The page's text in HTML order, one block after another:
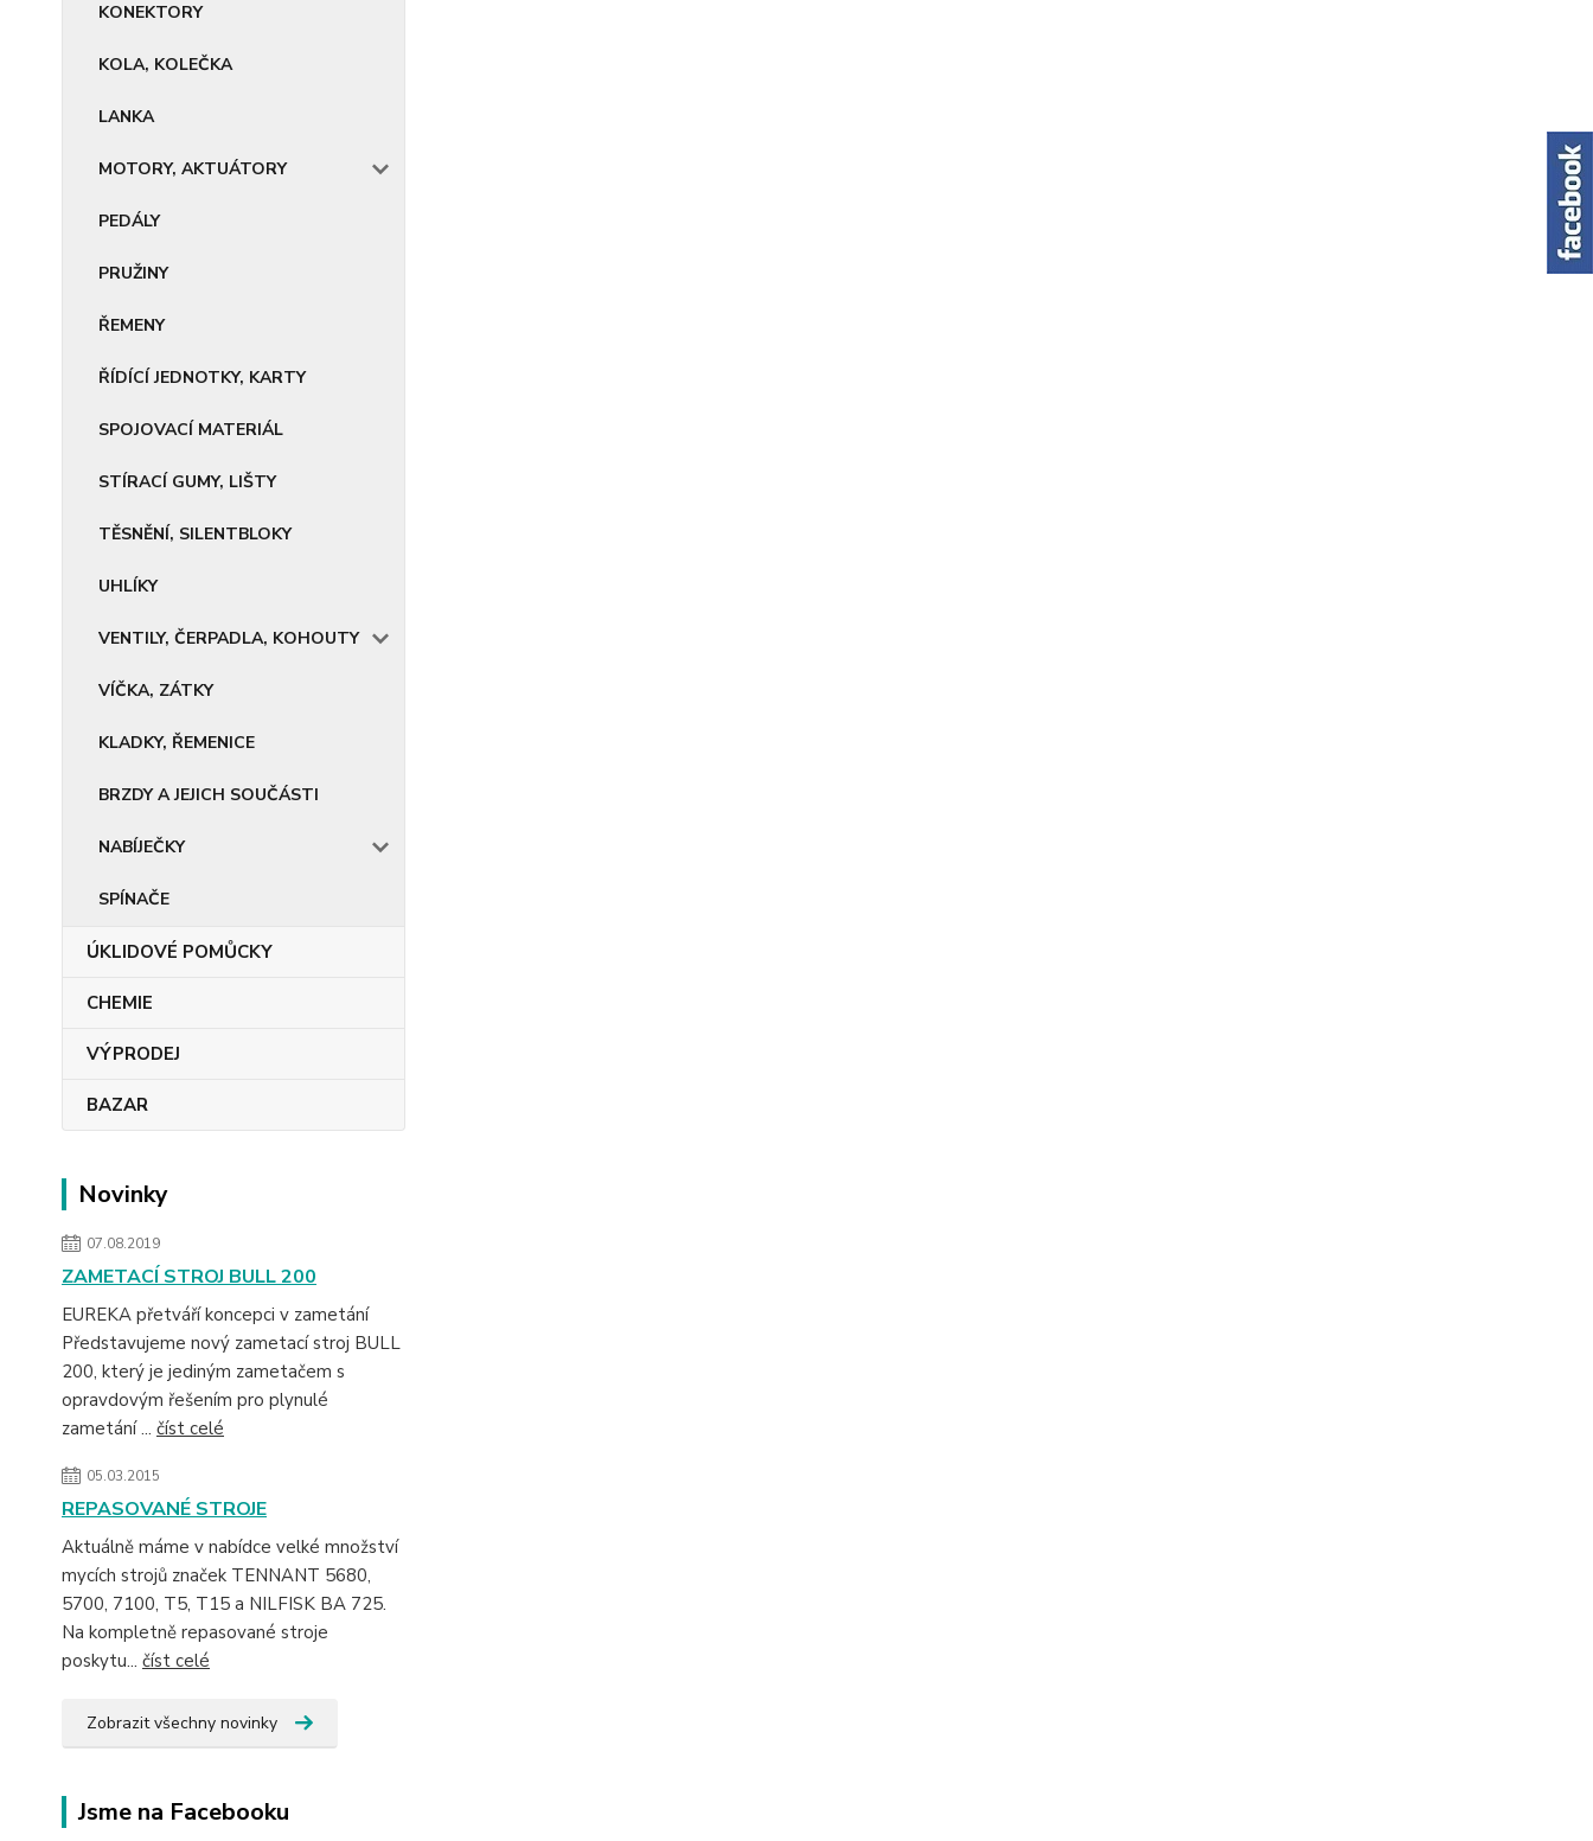
KONEKTORY
KOLA, KOLEČKA
LANKA
MOTORY, AKTUÁTORY
PEDÁLY
PRUŽINY
ŘEMENY
ŘÍDÍCÍ JEDNOTKY, KARTY
SPOJOVACÍ MATERIÁL
STÍRACÍ GUMY, LIŠTY
TĚSNĚNÍ, SILENTBLOKY
UHLÍKY
VENTILY, ČERPADLA, KOHOUTY
VÍČKA, ZÁTKY
KLADKY, ŘEMENICE
BRZDY A JEJICH SOUČÁSTI
NABÍJEČKY
SPÍNAČE
ÚKLIDOVÉ POMŮCKY
CHEMIE
VÝPRODEJ
BAZAR
Novinky
07.08.2019
ZAMETACÍ STROJ BULL 200
EUREKA přetváří koncepci v zametání
Představujeme nový zametací stroj BULL
200, který je jediným zametačem s
opravdovým řešením pro plynulé
zametání ... číst celé
05.03.2015
REPASOVANÉ STROJE
Aktuálně máme v nabídce velké množství
mycích strojů značek TENNANT 5680,
5700, 7100, T5, T15 a NILFISK BA 725.
Na kompletně repasované stroje
poskytu... číst celé
Zobrazit všechny novinky
Jsme na Facebooku